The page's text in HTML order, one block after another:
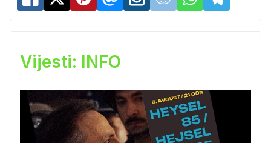
Vijesti: INFO